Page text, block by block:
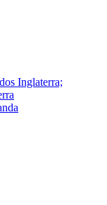
Inglaterra;